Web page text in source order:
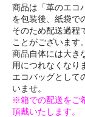
商品は「革のエコ
を包装後、紙袋で
そのため配送過程
ことがございます。
商品自体には大き
用につれなくなり
エコバッグとして
いませ。
※箱での配送をご
頂戴いたします。